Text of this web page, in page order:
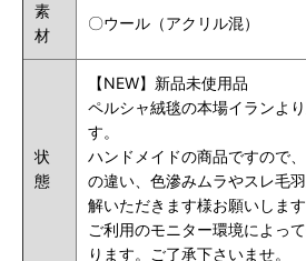
素
材
〇ウール（アクリル混）
状
態
【NEW】新品未使用品
ペルシャ絨毯の本場イランよ
す。
ハンドメイドの商品ですので
の違い、色滲みムラやスレ毛
解いただきます様お願いします
ご利用のモニター環境によっ
ります。ご了承下さいませ。